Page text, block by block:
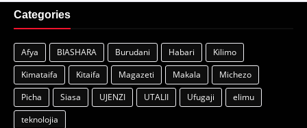
Categories
Afya BIASHARA Burudani Habari
Kilimo
Kimataifa
Kitaifa Magazeti Makala
Michezo
Picha
Siasa UJENZI UTALII Ufugaji
elimu
teknolojia